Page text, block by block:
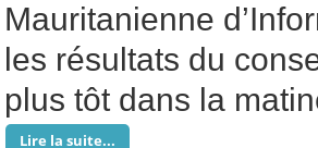
Mauritanienne
les résultats du
plus tôt dans la
Lire la suite...